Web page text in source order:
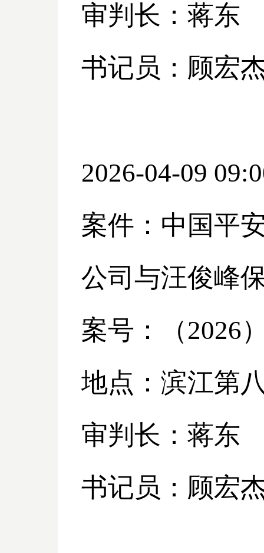
审判长：蒋东
书记员：顾宏
2026-04-09
案件：中国平
公司与汪俊峰
案号：（2026
地点：滨江第
审判长：蒋东
书记员：顾宏